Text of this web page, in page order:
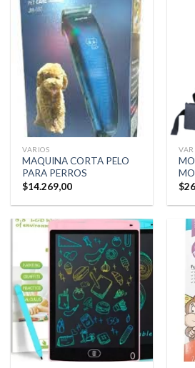
VARIOS
MAQUINA CORTA PELO
PARA PERROS
$14.269,00
$